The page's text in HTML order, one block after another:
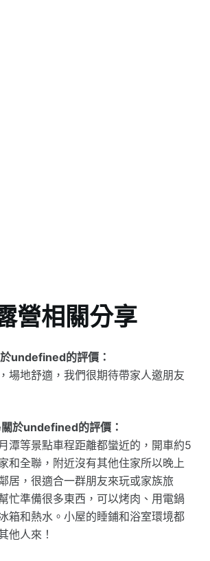
營相關分享
undefined的評價：
場地舒適，我們很期待帶家人邀朋友
於undefined的評價：
潭等景點車程距離都蠻近的，開車約5
和全聯，附近沒有其他住家所以晚上
居，很適合一群朋友來玩或家族旅
忙準備很多東西，可以烤肉、用電鍋
箱和熱水。小屋的睡鋪和浴室環境都
他人來！